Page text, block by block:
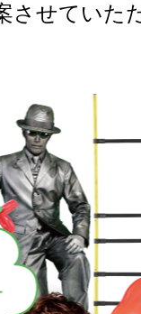
させていた